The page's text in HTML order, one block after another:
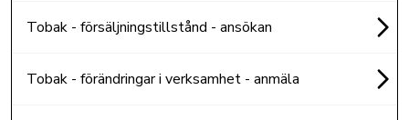
Tobak - försäljningstillstånd - ansökan
Tobak - förändringar i verksamhet - anmäla